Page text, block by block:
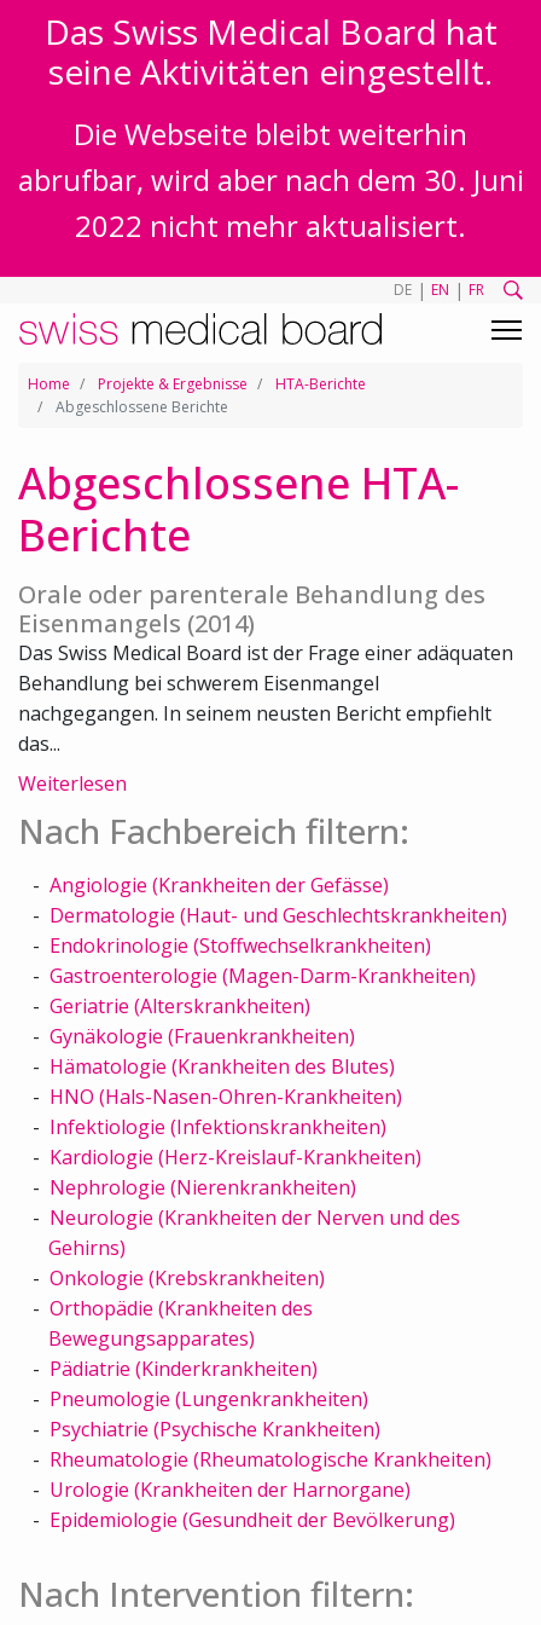
Das Swiss Medical Board hat
seine Aktivitäten eingestellt.
Die Webseite bleibt weiterhin
abrufbar, wird aber nach dem 30. Juni
2022 nicht mehr aktualisiert.
DE | EN | FR
Home Projekte & Ergebnisse
HTA-Berichte
Abgeschlossene Berichte
Abgeschlossene HTA-
Berichte
Orale oder parenterale Behandlung des
Eisenmangels (2014)
Das Swiss Medical Board ist der Frage einer adäquaten
Behandlung bei schwerem Eisenmangel
nachgegangen. In seinem neusten Bericht empfiehlt
das...
Weiterlesen
Nach Fachbereich filtern:
Angiologie (Krankheiten der Gefässe)
Dermatologie (Haut- und Geschlechtskrankheiten)
Endokrinologie (Stoffwechselkrankheiten)
Gastroenterologie (Magen-Darm-Krankheiten)
Geriatrie (Alterskrankheiten)
Gynäkologie (Frauenkrankheiten)
Hämatologie (Krankheiten des Blutes)
HNO (Hals-Nasen-Ohren-Krankheiten)
Infektiologie (Infektionskrankheiten)
Kardiologie (Herz-Kreislauf-Krankheiten)
Nephrologie (Nierenkrankheiten)
Neurologie (Krankheiten der Nerven und des
Gehirns)
Onkologie (Krebskrankheiten)
Orthopädie (Krankheiten des
Bewegungsapparates)
Pädiatrie (Kinderkrankheiten)
Pneumologie (Lungenkrankheiten)
Psychiatrie (Psychische Krankheiten)
Rheumatologie (Rheumatologische Krankheiten)
Urologie (Krankheiten der Harnorgane)
Epidemiologie (Gesundheit der Bevölkerung)
Nach Intervention filtern: